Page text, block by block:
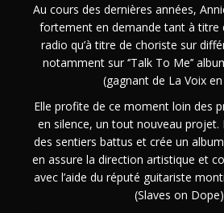
Au cours des dernières années,
fortement en demande tant à titre
radio qu’à titre de choriste sur
notamment sur ‘’Talk To Me’’
(gagnant de La Voix
Elle profite de ce moment loin des
en silence, un tout nouveau projet.
des sentiers battus et crée un
en assure la direction artistique et
avec l’aide du réputé guitariste
(Slaves on